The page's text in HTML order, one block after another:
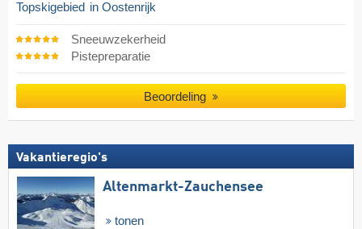
Topskigebied in Oostenrijk
Sneeuwzekerheid
Pistepreparatie
Beoordeling
Vakantieregio's
Altenmarkt-Zauchensee
tonen